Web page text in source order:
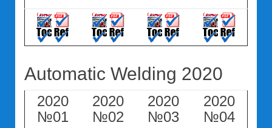
Automatic Welding 2020
2020
№01
2020
№02
2020
№03
2020
№04